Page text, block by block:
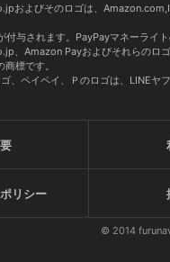
およびそのロゴは、
付与されます。PayPayマネーライト
、Amazon Payおよびそれらのロ
標です。
、ペイペイ、Ｐのロゴは、LINEヤ
リシー
© 2014